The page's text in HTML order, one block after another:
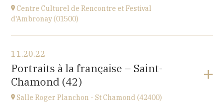
Go to site
Centre Culturel de Rencontre et Festival
d'Ambronay (01500)
Place de l'Abbaye
at10H
11.20.22
Portraits à la française – Saint-
Chamond (42)
Salle Roger Planchon - St Chamond (42400)